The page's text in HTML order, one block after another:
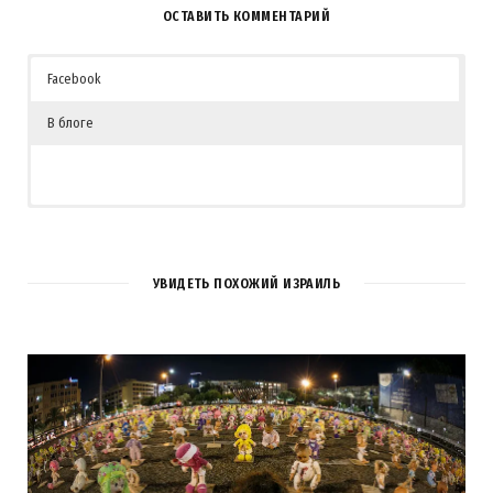
ОСТАВИТЬ КОММЕНТАРИЙ
Facebook
В блоге
1COMMENT
Алла
15 ЛЕТ AGO
Очень красивое зрелище!
УВИДЕТЬ ПОХОЖИЙ ИЗРАИЛЬ